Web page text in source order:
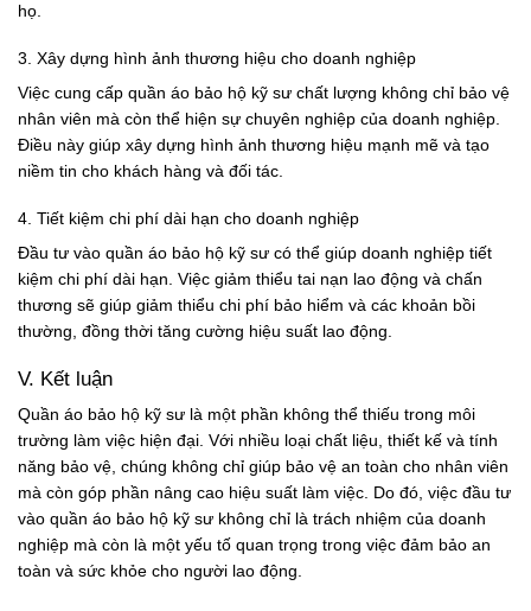
họ.
3. Xây dựng hình ảnh thương hiệu cho doanh nghiệp
Việc cung cấp quần áo bảo hộ kỹ sư chất lượng không chỉ bảo vệ
nhân viên mà còn thể hiện sự chuyên nghiệp của doanh nghiệp.
Điều này giúp xây dựng hình ảnh thương hiệu mạnh mẽ và tạo
niềm tin cho khách hàng và đối tác.
4. Tiết kiệm chi phí dài hạn cho doanh nghiệp
Đầu tư vào quần áo bảo hộ kỹ sư có thể giúp doanh nghiệp tiết
kiệm chi phí dài hạn. Việc giảm thiểu tai nạn lao động và chấn
thương sẽ giúp giảm thiểu chi phí bảo hiểm và các khoản bồi
thường, đồng thời tăng cường hiệu suất lao động.
V. Kết luận
Quần áo bảo hộ kỹ sư là một phần không thể thiếu trong môi
trường làm việc hiện đại. Với nhiều loại chất liệu, thiết kế và tính
năng bảo vệ, chúng không chỉ giúp bảo vệ an toàn cho nhân viên
mà còn góp phần nâng cao hiệu suất làm việc. Do đó, việc đầu tư
vào quần áo bảo hộ kỹ sư không chỉ là trách nhiệm của doanh
nghiệp mà còn là một yếu tố quan trọng trong việc đảm bảo an
toàn và sức khỏe cho người lao động.